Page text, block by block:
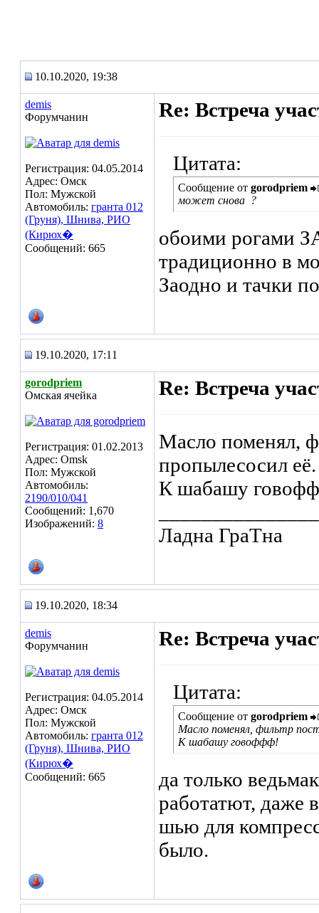
10.10.2020, 19:38
demis
Форумчанин
Регистрация: 04.05.2014
Адрес: Омск
Пол: Мужской
Автомобиль: гранта 012
(Груня), Шнива, РИО
(Кирюх�
Сообщений: 665
Re: Встреча
Цитата:
Сообщение от gorodpriem
может снова ?
обоими рогами
традиционно в
Заодно и тачки
19.10.2020, 17:11
gorodpriem
Омская ячейка
Регистрация: 01.02.2013
Адрес: Omsk
Пол: Мужской
Автомобиль:
2190/010/041
Сообщений: 1,670
Изображений: 8
Re: Встреча
Масло поменял,
пропылесосил её.
К шабашу
Ладна ГраТна
19.10.2020, 18:34
demis
Форумчанин
Регистрация: 04.05.2014
Адрес: Омск
Пол: Мужской
Автомобиль: гранта 012
(Груня), Шнива, РИО
(Кирюх�
Сообщений: 665
Re: Встреча
Цитата:
Сообщение от gorodpriem
Масло поменял, фильтр
К шабашу говоффф!
да только
работатют, даже
шью для
было.